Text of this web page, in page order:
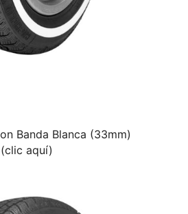
Banda Blanca (33mm)
aquí)